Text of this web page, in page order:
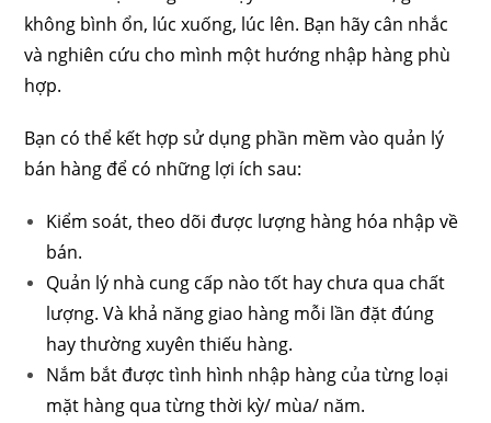
không bình ổn, lúc xuống, lúc lên. Bạn hãy cân nhắc
và nghiên cứu cho mình một hướng nhập hàng phù
hợp.
Bạn có thể kết hợp sử dụng phần mềm vào quản lý
bán hàng để có những lợi ích sau:
Kiểm soát, theo dõi được lượng hàng hóa nhập về
bán.
Quản lý nhà cung cấp nào tốt hay chưa qua chất
lượng. Và khả năng giao hàng mỗi lần đặt đúng
hay thường xuyên thiếu hàng.
Nắm bắt được tình hình nhập hàng của từng loại
mặt hàng qua từng thời kỳ/ mùa/ năm.